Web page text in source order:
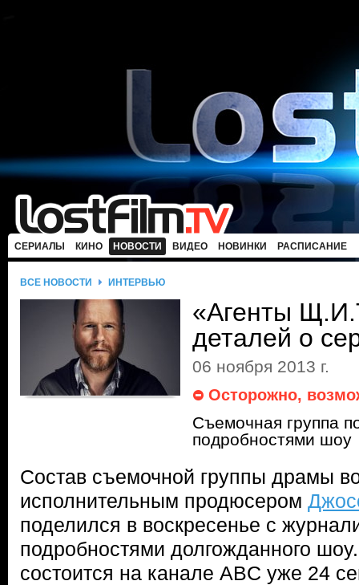
СЕРИАЛЫ КИНО НОВОСТИ ВИДЕО НОВИНКИ РАСПИСАНИЕ
ВСЕ НОВОСТИ ИНТЕРВЬЮ
«Агенты
деталей о
06 ноября 2013 г.
Осторожно,
Съемочная группа
подробностями шоу
Состав съемочной группы драмы
исполнительным продюсером
поделился в воскресенье с
подробностями долгожданного
состоится на канале ABC уже 24